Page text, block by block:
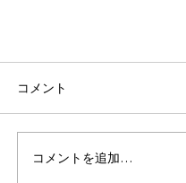
施工事例#05
コメント
コメントを追加…